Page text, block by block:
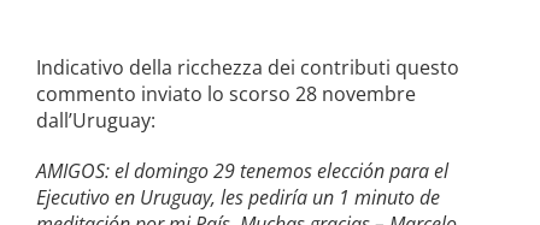
Indicativo della ricchezza dei contributi questo
commento inviato lo scorso 28 novembre
dall’Uruguay:
AMIGOS: el domingo 29 tenemos elección para el
Ejecutivo en Uruguay, les pediría un 1 minuto de